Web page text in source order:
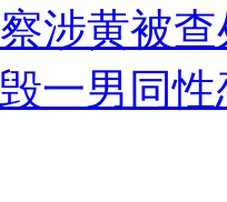
涉黄被
一男同